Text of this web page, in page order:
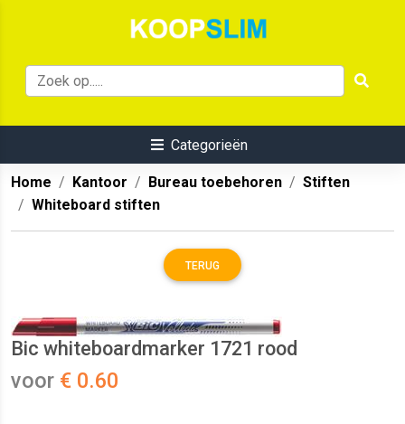
Categorieën
Home Kantoor Bureau toebehoren
Stiften
Whiteboard stiften
TERUG
Bic whiteboardmarker 1721 rood
voor € 0.60